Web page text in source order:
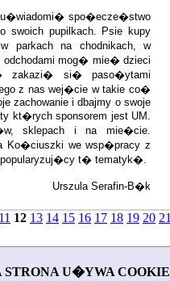
STRONA U�YWA COOKIE
spo�ecze�stwo
swoich pupilkach. Psie kupy
parkach na chodnikach, w
mog� mie� dzieci
zakazi� si� paso�ytami
z nas wej�cie w takie co�
zachowanie i dbajmy o swoje
kt�rych sponsorem jest UM.
sklepach i na mie�cie.
Ko�ciuszki we wsp�pracy z
t� tematyk�.
Urszula Serafin-B�k
11 12 13 14 15 16 17 18 19 20 21